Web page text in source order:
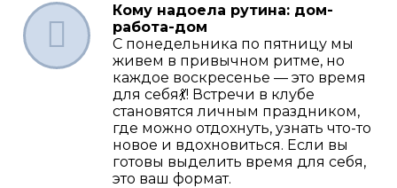
Кому надоела рутина: дом-
работа-дом
С понедельника по пятницу мы
живем в привычном ритме, но
каждое воскресенье — это время
для себя💃! Встречи в клубе
становятся личным праздником,
где можно отдохнуть, узнать что-то
новое и вдохновиться. Если вы
готовы выделить время для себя,
это ваш формат.